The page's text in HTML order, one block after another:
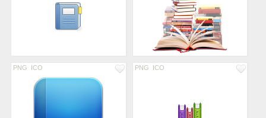
PNG ICO PNG ICO